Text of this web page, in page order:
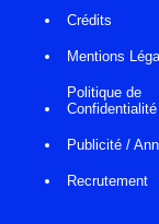
Crédits
Mentions
Politique de
Confidentialité
Publicité /
Recrutement